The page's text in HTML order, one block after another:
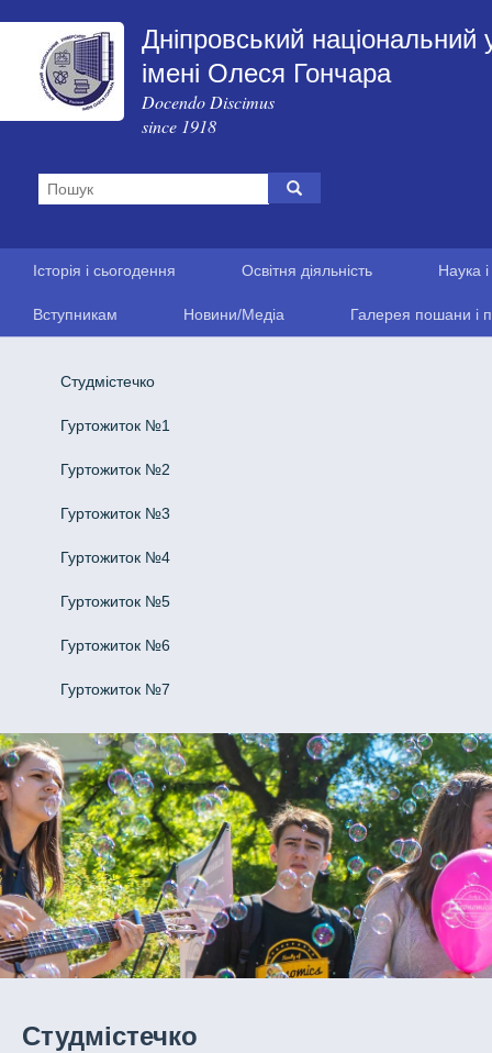
Дніпровський національний
імені Олеся Гончара
Docendo Discimus
since 1918
Історія і сьогодення Освітня діяльність Наука
Вступникам Новини/Медіа Галерея пошани і
Студмістечко
Гуртожиток №1
Гуртожиток №2
Гуртожиток №3
Гуртожиток №4
Гуртожиток №5
Гуртожиток №6
Гуртожиток №7
Студмістечко